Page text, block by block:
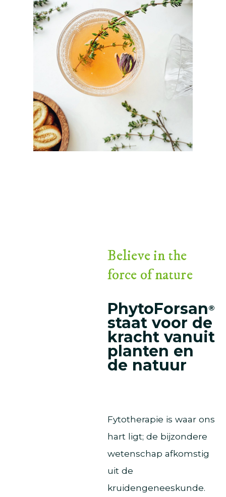
Believe in the
force of nature
PhytoForsan®
staat voor de
kracht vanuit
planten en
de natuur
Fytotherapie is waar ons
hart ligt; de bijzondere
wetenschap afkomstig
uit de
kruidengeneeskunde.